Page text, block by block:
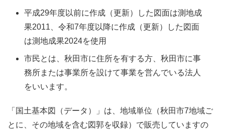
平成29年度以前に作成（更新）した図面は測地成
果2011、令和7年度以降に作成（更新）した図面
は測地成果2024を使用
市民とは、秋田市に住所を有する方、秋田市に事
務所または事業所を設けて事業を営んでいる法人
をいいます。
「国土基本図（データ）」は、地域単位（秋田市7地域ご
とに、その地域を含む図郭を収録）で販売していますの